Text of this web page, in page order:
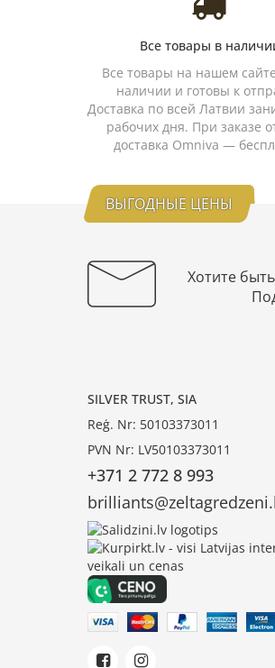
Все товары в
Все товары на нашем
наличии и готовы к
Доставка по всей Латвии
рабочих дня. При заказе
доставка Omniva —
ВЫГОДНЫЕ ЦЕНЫ
Хотите
SILVER TRUST, SIA
Reģ. Nr: 50103373011
PVN Nr: LV50103373011
+371 2 772 8 993